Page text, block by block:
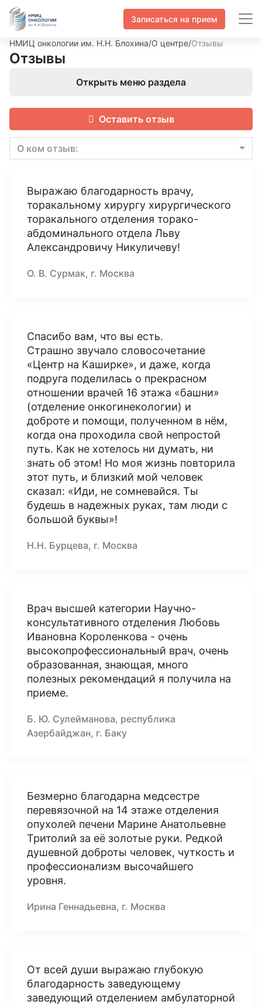
Записаться на прием
НМИЦ онкологии им. Н.Н. Блохина/О центре/Отзывы
Отзывы
Открыть меню раздела
Оставить отзыв
О ком отзыв:
Выражаю благодарность врачу,
торакальному хирургу хирургического
торакального отделения торако-
абдоминального отдела Льву
Александровичу Никуличеву!
О. В. Сурмак, г. Москва
Спасибо вам, что вы есть.
Страшно звучало словосочетание
«Центр на Каширке», и даже, когда
подруга поделилась о прекрасном
отношении врачей 16 этажа «башни»
(отделение онкогинекологии) и
доброте и помощи, полученном в нём,
когда она проходила свой непростой
путь. Как не хотелось ни думать, ни
знать об этом! Но моя жизнь повторила
этот путь, и близкий мой человек
сказал: «Иди, не сомневайся. Ты
будешь в надежных руках, там люди с
большой буквы»!
Н.Н. Бурцева, г. Москва
Врач высшей категории Научно-
консультативного отделения Любовь
Ивановна Короленкова - очень
высокопрофессиональный врач, очень
образованная, знающая, много
полезных рекомендаций я получила на
приеме.
Б. Ю. Сулейманова, республика
Азербайджан, г. Баку
Безмерно благодарна медсестре
перевязочной на 14 этаже отделения
опухолей печени Марине Анатольевне
Тритолий за её золотые руки. Редкой
душевной доброты человек, чуткость и
профессионализм высочайшего
уровня.
Ирина Геннадьевна, г. Москва
От всей души выражаю глубокую
благодарность заведующему
заведующий отделением амбулаторной